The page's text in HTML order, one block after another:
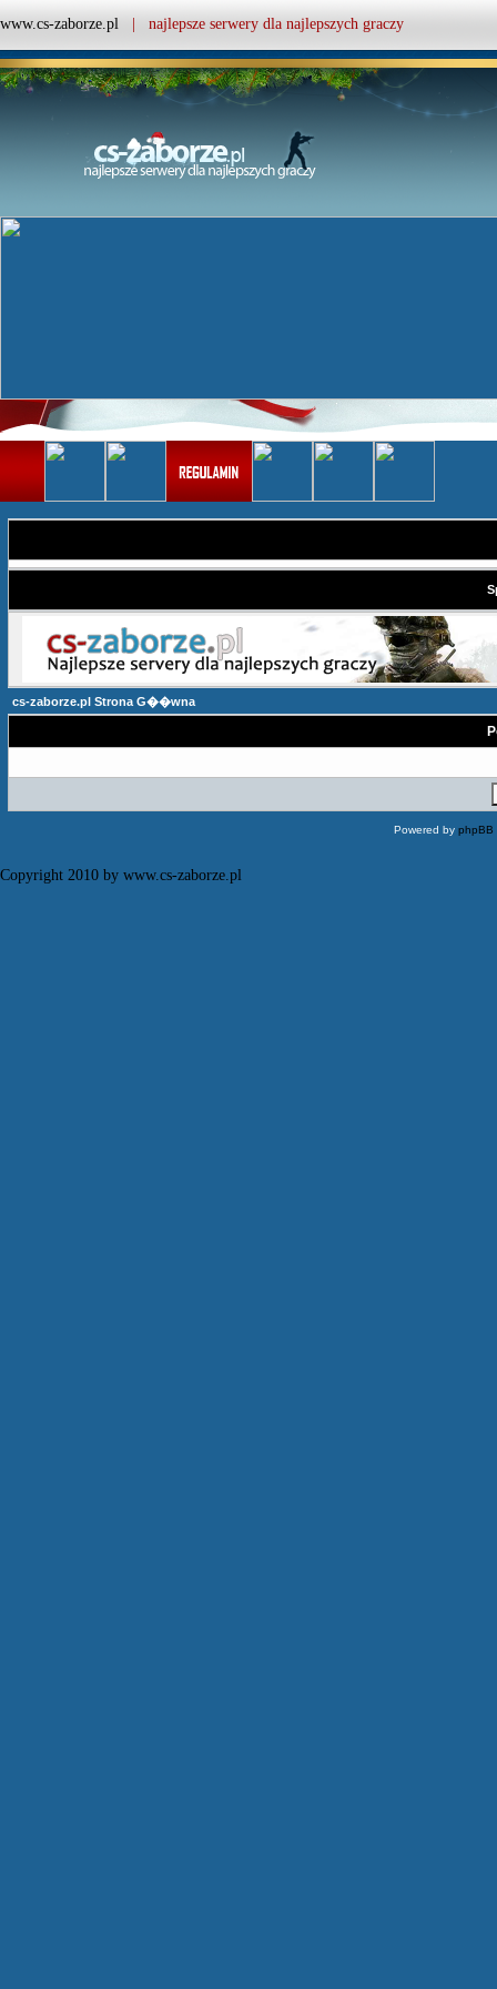
www.cs-zaborze.pl | najlepsze serwery dla najlepszych graczy
cs-zaborze.pl Strona G��wna
Powered byphpBB
Copyright 2010 by www.cs-zaborze.pl